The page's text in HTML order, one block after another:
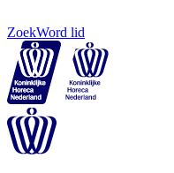
ZoekWord lid